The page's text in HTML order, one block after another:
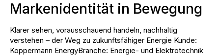
Markenidentität in Bewegung
Klarer sehen, vorausschauend handeln, nachhaltig
verstehen – der Weg zu zukunftsfähiger Energie Kunde:
Koppermann EnergyBranche: Energie- und Elektrotechnik